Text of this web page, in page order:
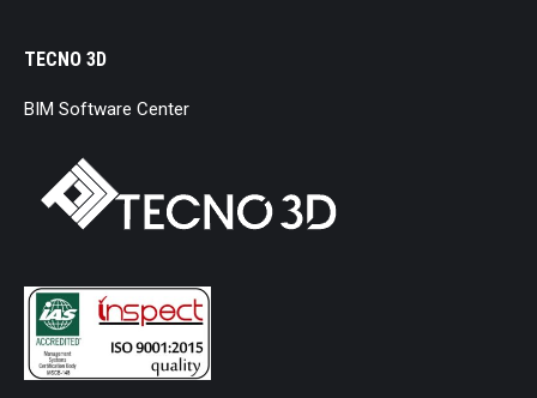
TECNO 3D
BIM Software Center